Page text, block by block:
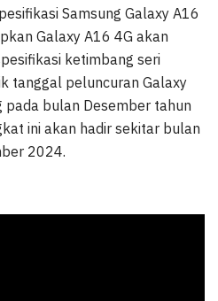
Samsung Galaxy A16
Galaxy A16 4G akan
ketimbang seri
tanggal peluncuran Galaxy
pada bulan Desember tahun
ini akan hadir sekitar bulan
2024.